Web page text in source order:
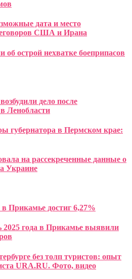
дата и место
США и Ирана
об острой нехватке боеприпасов
дело после
Ленобласти
губернатора в Пермском крае:
на рассекреченные данные о
Украине
Прикамье достиг 6,27%
2025 года в Прикамье выявили
без толп туристов: опыт
URA.RU. Фото, видео